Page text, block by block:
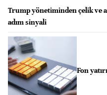
Trump yönetiminden çelik ve
adım sinyali
Fon